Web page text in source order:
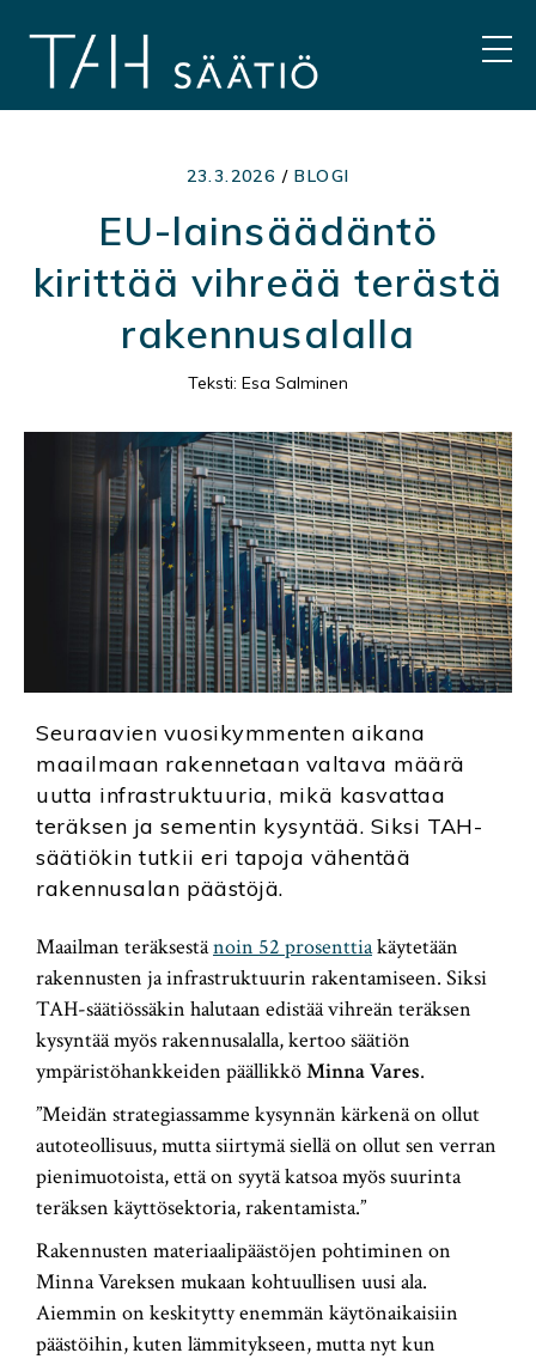
sisältöön
23.3.2026 /BLOGI
EU-lainsäädäntö
kirittää vihreää terästä
rakennusalalla
Teksti: Esa Salminen
Seuraavien vuosikymmenten aikana
maailmaan rakennetaan valtava määrä
uutta infrastruktuuria, mikä kasvattaa
teräksen ja sementin kysyntää. Siksi TAH-
säätiökin tutkii eri tapoja vähentää
rakennusalan päästöjä.
Maailman teräksestänoin 52 prosenttiakäytetään
rakennusten ja infrastruktuurin rakentamiseen. Siksi
TAH-säätiössäkin halutaan edistää vihreän teräksen
kysyntää myös rakennusalalla, kertoo säätiön
ympäristöhankkeiden päällikköMinna Vares.
”Meidän strategiassamme kysynnän kärkenä on ollut
autoteollisuus, mutta siirtymä siellä on ollut sen verran
pienimuotoista, että on syytä katsoa myös suurinta
teräksen käyttösektoria, rakentamista.”
Rakennusten materiaalipäästöjen pohtiminen on
Minna Vareksen mukaan kohtuullisen uusi ala.
Aiemmin on keskitytty enemmän käytönaikaisiin
päästöihin, kuten lämmitykseen, mutta nyt kun